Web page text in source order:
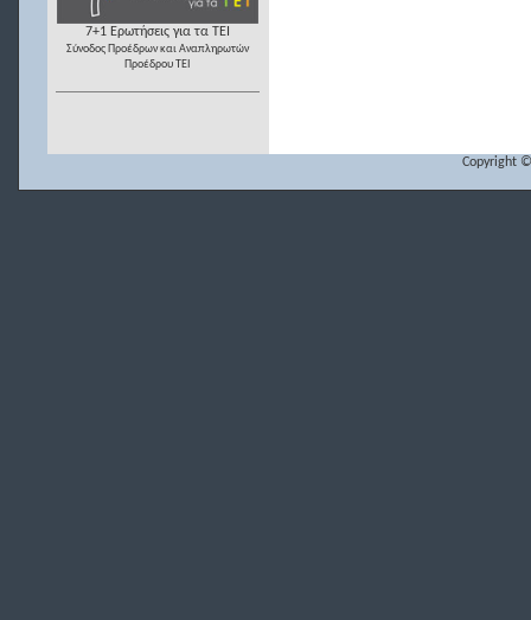
7+1 Ερωτήσεις για τα ΤΕΙ
Σύνοδος Προέδρων και Αναπληρωτών
Προέδρου ΤΕΙ
Copyright